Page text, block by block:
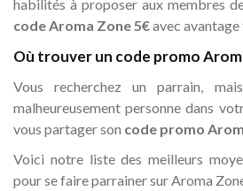
habilités à proposer aux membres
code Aroma Zone 5€avec
Où trouver un code promo
Vous recherchez un parrain,
malheureusement personne dans
vous partager son code promo
Voici notre liste des meilleurs
pour se faire parrainer sur Aroma